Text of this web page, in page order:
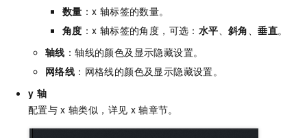
数量 ：x 轴标签的数量。
角度 ：x 轴标签的角度，可选： 水平、斜角、垂直。
轴线 ：轴线的颜色及显示隐藏设置。
网络线 ：网格线的颜色及显示隐藏设置。
y 轴
配置与 x 轴类似，详见 x 轴章节。